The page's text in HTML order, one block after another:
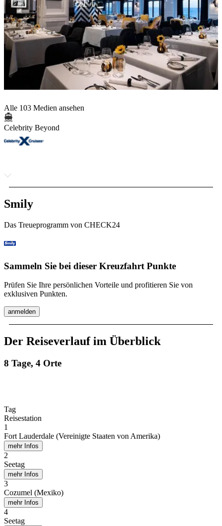
Alle 103 Medien ansehen
Celebrity Beyond
Smily
Das Treueprogramm von CHECK24
Sammeln Sie bei dieser Kreuzfahrt Punkte
Prüfen Sie Ihre persönlichen Vorteile und profitieren Sie von
exklusiven Punkten.
anmelden
Der Reiseverlauf im Überblick
8 Tage, 4 Orte
Tag
Reisestation
1
Fort Lauderdale (Vereinigte Staaten von Amerika)
mehr Infos
2
Seetag
mehr Infos
3
Cozumel (Mexiko)
mehr Infos
4
Seetag